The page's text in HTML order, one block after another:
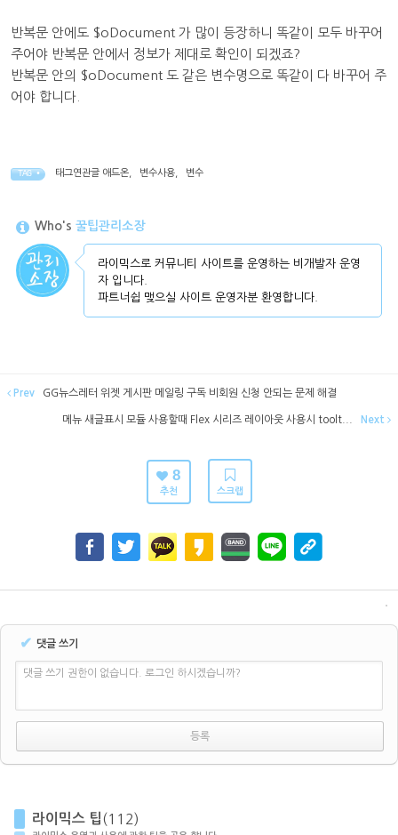
반복문 안에도 $oDocument 가 많이 등장하니 똑같이 모두 바꾸어
주어야 반복문 안에서 정보가 제대로 확인이 되겠죠?
반복문 안의 $oDocument 도 같은 변수명으로 똑같이 다 바꾸어 주
어야 합니다.
TAG • 태그연관글 애드온 변수사용 변수
Who's 꿀팁관리소장
라이믹스로 커뮤니티 사이트를 운영하는 비개발자 운영
자 입니다.
파트너쉽 맺으실 사이트 운영자분 환영합니다.
Prev GG뉴스레터 위젯 게시판 메일링 구독 비회원 신청 안되는 문제 해결
메뉴 새글표시 모듈 사용할때 Flex 시리즈 레이아웃 사용시 toolt... Next
8
추천 스크랩
✔ 댓글 쓰기
댓글 쓰기 권한이 없습니다. 로그인 하시겠습니까?
라이믹스 팁 (112)